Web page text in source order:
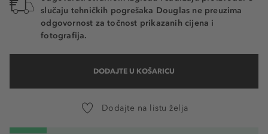
slučaju tehničkih pogrešaka Douglas ne preuzima
odgovornost za točnost prikazanih cijena i
fotografija.
DODAJTE U KOŠARICU
Dodajte na listu želja